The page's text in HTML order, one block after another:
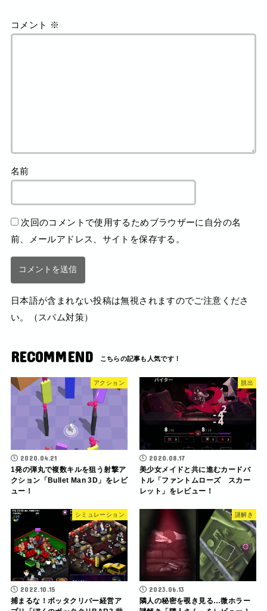
コメント ※
名前
次回のコメントで使用するためブラウザーに自分の名
前、メールアドレス、サイトを保存する。
日本語が含まれない投稿は無視されますのでご注意くださ
い。（スパム対策）
RECOMMEND
アクション
2020.04.21
1発の弾丸で複数キルを狙う射撃ア
クション「Bullet Man 3D」をレビ
ュー！
脱出
2020.08.17
美少女メイドと共に進むカードバ
トル「ファントムローズ スカー
レット」をレビュー！
シミュレーション
2022.10.15
捕まるな！ボッタクリバー経営ア
謎解き
2023.06.13
隣人の秘密を覗き見る…微ホラー